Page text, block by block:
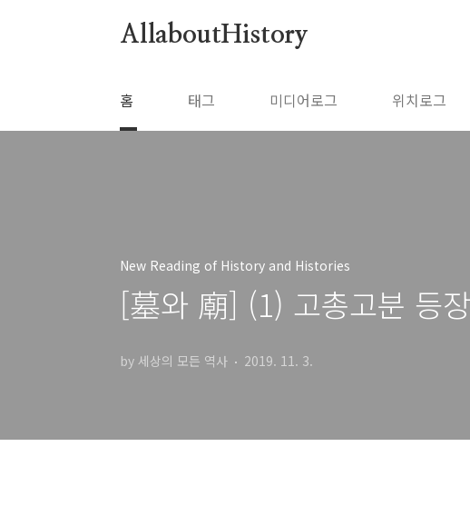
AllaboutHistory
홈 태그 미디어로그 위치로그
New Reading of History and Histories
[墓와 廟] (1) 고총고분 등
by 세상의 모든 역사 2019. 11. 3.